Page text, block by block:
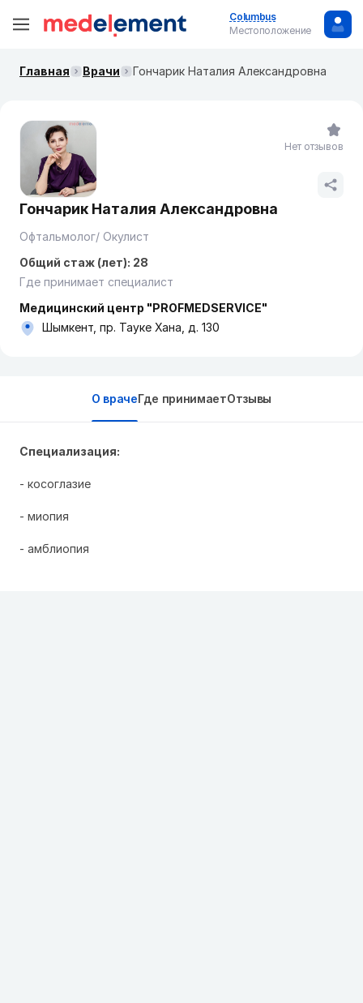
Columbus
Местоположение
Главная Врачи Гончарик Наталия Александровна
Гончарик Наталия Александровна
Офтальмолог/ Окулист
Общий стаж (лет): 28
Где принимает специалист
Медицинский центр "PROFMEDSERVICE"
Шымкент, пр. Тауке Хана, д. 130
Нет отзывов
О врачеГде принимаетОтзывы
Специализация:
- косоглазие
- миопия
- амблиопия